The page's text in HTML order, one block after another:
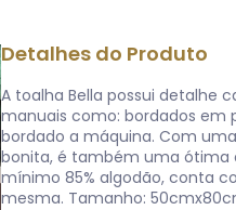
Detalhes do Produto
A toalha Bella possui detalhe
manuais como: bordados em
bordado a máquina. Com
bonita, é também uma ótima
mínimo 85% algodão, conta
mesma. Tamanho: